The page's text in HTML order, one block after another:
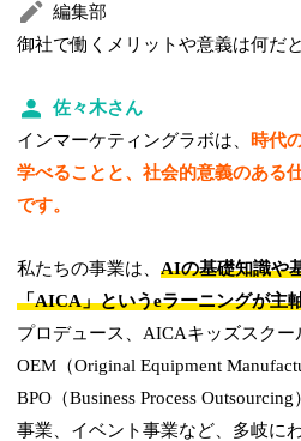
編集部
御社で働くメリットや意義は何だ
佐々木さん
インマーケティングラボは、
時代
学べることと、社会的意義のある
です。
私たちの事業は、AIの基礎知識や
「AICA」というeラーニングが主
プロデュース、AICAキッズスクー
OEM（Original Equipment
BPO（Business Process
事業、イベント事業など、多岐に